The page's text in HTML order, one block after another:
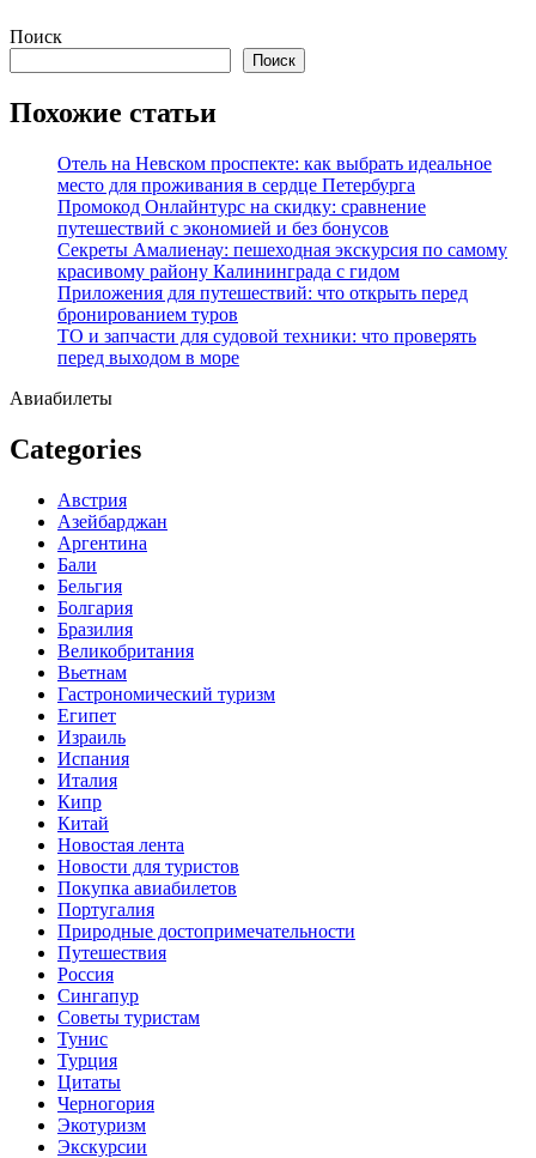
Перейти
содержимому
Поиск
Поиск
Похожие статьи
Отель на Невском проспекте: как выбрать идеальное
место для проживания в сердце Петербурга
Промокод Онлайнтурс на скидку: сравнение
путешествий с экономией и без бонусов
Секреты Амалиенау: пешеходная экскурсия по самому
красивому району Калининграда с гидом
Приложения для путешествий: что открыть перед
бронированием туров
ТО и запчасти для судовой техники: что проверять
перед выходом в море
Авиабилеты
Categories
Австрия
Азейбарджан
Аргентина
Бали
Бельгия
Болгария
Бразилия
Великобритания
Вьетнам
Гастрономический туризм
Египет
Израиль
Испания
Италия
Кипр
Китай
Новостая лента
Новости для туристов
Покупка авиабилетов
Португалия
Природные достопримечательности
Путешествия
Россия
Сингапур
Советы туристам
Тунис
Турция
Цитаты
Черногория
Экотуризм
Экскурсии